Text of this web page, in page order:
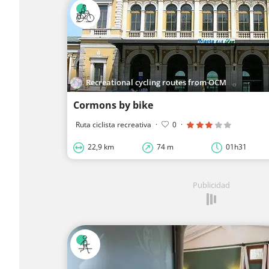
Recreational cycling routes from OCM
Cormons by bike
Ruta ciclista recreativa · 0 ·
22,9 km 74 m 01h31
Publicidad